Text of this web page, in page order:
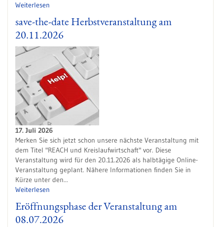
Weiterlesen
save-the-date Herbstveranstaltung am
20.11.2026
17. Juli 2026
Merken Sie sich jetzt schon unsere nächste Veranstaltung mit
dem Titel "REACH und Kreislaufwirtschaft" vor. Diese
Veranstaltung wird für den 20.11.2026 als halbtägige Online-
Veranstaltung geplant. Nähere Informationen finden Sie in
Kürze unter den...
Weiterlesen
Eröffnungsphase der Veranstaltung am
08.07.2026